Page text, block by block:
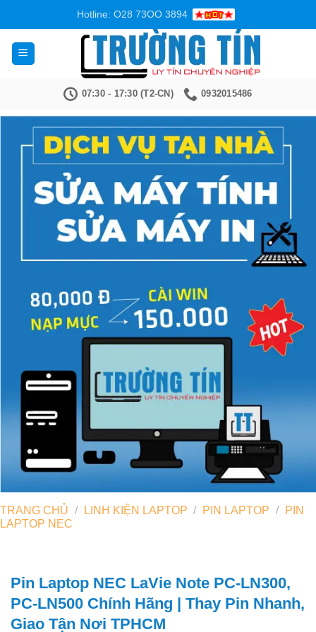
nội
dung
Hotline: O28 73OO 3894
07:30 - 17:30 (T2-CN) 0932015486
TRANG CHỦ / LINH KIỆN LAPTOP / PIN LAPTOP /
PIN
LAPTOP NEC
Pin Laptop NEC LaVie Note PC-LN300,
PC-LN500 Chính Hãng | Thay Pin Nhanh,
Giao Tận Nơi TPHCM